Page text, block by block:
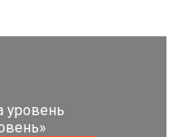
уровень